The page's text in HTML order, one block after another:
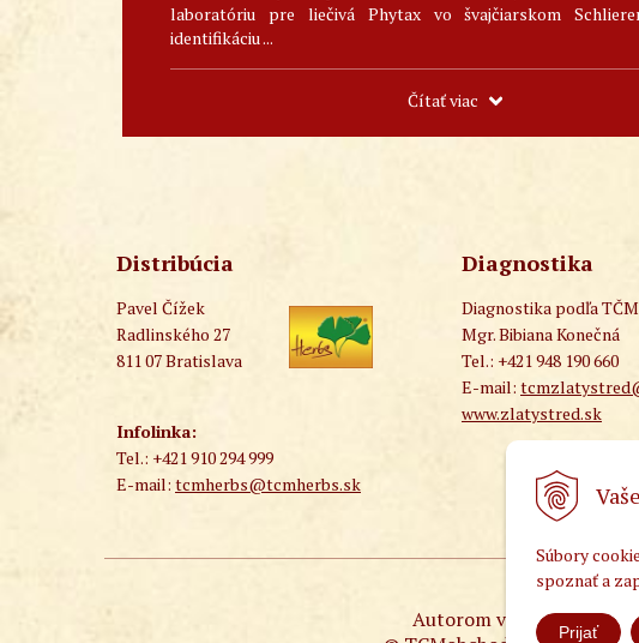
Súbory
spoznať a
Prijať
laboratóriu pre liečivá Phytax vo švajčiarskom
identifikáciu ...
Čítať viac
Distribúcia
Pavel Čížek
Radlinského 27
811 07 Bratislava
Infolinka:
Tel.: +421 910 294 999
E-mail: tcmherbs@tcmherbs.sk
Diagnostika
Diagnostika podľa TČM
Mgr. Bibiana Konečná
Tel.: +421 948 190 660
E-mail:
www.zlatystred.sk
Autorom všetkých